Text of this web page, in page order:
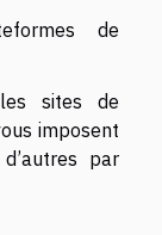
de
sites de
imposent
par